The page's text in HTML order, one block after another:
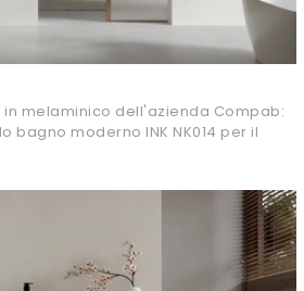
melaminico dell'azienda Compab:
bagno moderno INK NK014 per il